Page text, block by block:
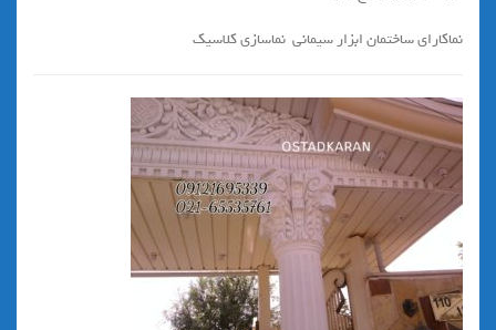
نماكاراي ساختمان ابزار سيماني نماسازي كلاسيك